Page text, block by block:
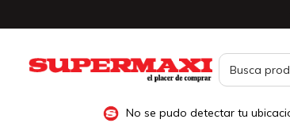
No se pudo detectar tu